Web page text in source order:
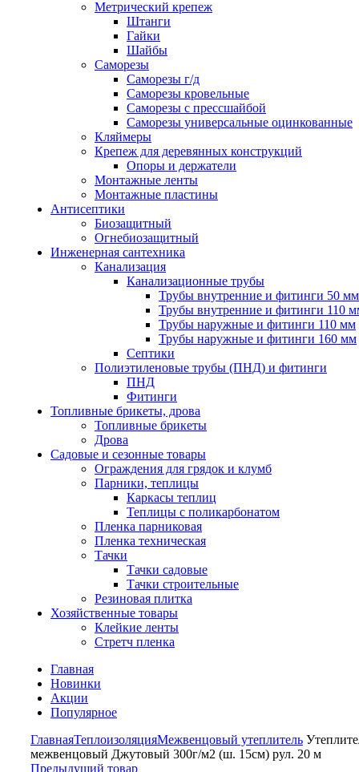
Метрический крепеж
Штанги
Гайки
Шайбы
Саморезы
Саморезы г/д
Саморезы кровельные
Саморезы с прессшайбой
Саморезы универсальные оцинкованные
Кляймеры
Крепеж для деревянных конструкций
Опоры и держатели
Монтажные ленты
Монтажные пластины
Антисептики
Биозащитный
Огнебиозащитный
Инженерная сантехника
Канализация
Канализационные трубы
Трубы внутренние и фитинги 50 мм
Трубы внутренние и фитинги 110
Трубы наружные и фитинги 110 мм
Трубы наружные и фитинги 160 мм
Септики
Полиэтиленовые трубы (ПНД) и фитинги
ПНД
Фитинги
Топливные брикеты, дрова
Топливные брикеты
Дрова
Садовые и сезонные товары
Ограждения для грядок и клумб
Парники, теплицы
Каркасы теплиц
Теплицы с поликарбонатом
Пленка парниковая
Пленка техническая
Тачки
Тачки садовые
Тачки строительные
Резиновая плитка
Хозяйственные товары
Клейкие ленты
Стретч пленка
Главная
Новинки
Акции
Популярное
ГлавнаяТеплоизоляцияМежвенцовый утеплитель
межвенцовый Джутовый 300г/м2 (ш. 15см) рул. 20 м
Предыдущий товар